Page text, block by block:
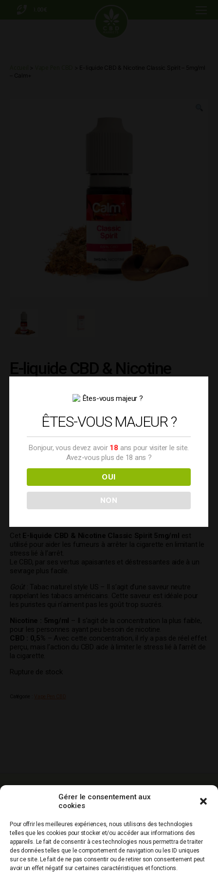
Gérer le consentement aux
cookies
Pour offrir les meilleures expériences, nous utilisons des technologies
telles que les cookies pour stocker et/ou accéder aux informations des
appareils. Le fait de consentir à ces technologies nous permettra de traiter
des données telles que le comportement de navigation ou les ID uniques
sur ce site. Le fait de ne pas consentir ou de retirer son consentement peut
avoir un effet négatif sur certaines caractéristiques et fonctions.
> E-liquide CBD & Nicotine Classic Spirit – 5mg/ml
– Calm+
E-liquide CBD & Nicotine
7.90€
Classic Spirit – 5mg/ml –
Calm+
Cet E-liquide CBD & Nicotine Classic Spirit 5mg/ml est
utilisé pour aider les fumeurs à arrêter la cigarette en limitant le
stress lié à l’arrêt.
Le CBD, par ses vertus apaisantes et déstressantes aide à un
sevrage plus facile.
Goût : Tabac naturel style US – Il s’agit d’une saveur neutre
rappelant les tabacs américains. Cette saveur est idéale pour
les puristes qui n’aiment pas les goût trop sucrés.
Nicotine : 5mg/ml – Il s’agit de la concentration la plus faible,
pour les personnes ayant peu besoin de nicotine.
CBD : 0,5%
– Avec cette concentration, il n’y a pas de réel effet
perçu, mais l’action du CBD aide à limiter le stress lié à l’arrêt de
la cigarette.
Rupture de stock
Catégorie :
Livraison gratuite
dés 60€ d’achat
1ere commande
sécurisé
Service clients
0967436797
Qualité
garantie
Production
française
QUI SOMMES NOUS
ÊTES-VOUS MAJEUR ?
Bonjour, vous devez avoir 18 ans pour visiter le site.
Avez-vous plus de 18 ans ?
OUI
NON